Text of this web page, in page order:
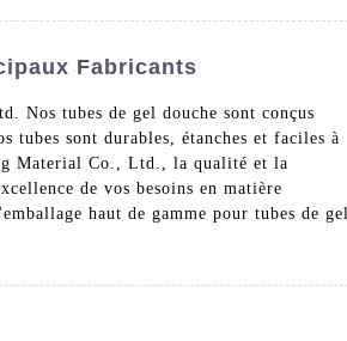
Fabricants
Nos tubes de gel douche sont conçus
tubes sont durables, étanches et faciles à
Material Co., Ltd., la qualité et la
de vos besoins en matière
haut de gamme pour tubes de gel